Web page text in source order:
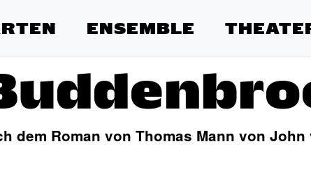
ENSEMBLE
dem Roman von Thomas Mann von John